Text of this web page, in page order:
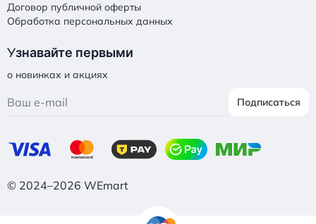
Договор публичной оферты
Обработка персональных данных
Узнавайте первыми
о новинках и акциях
Подписаться
© 2024–2026 WEmart